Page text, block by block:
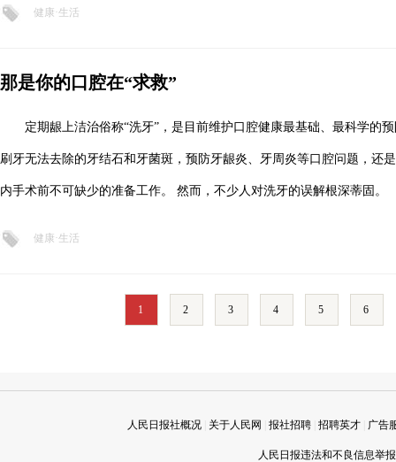
健康·生活
那是你的口腔在“求救”
定期龈上洁治俗称“洗牙”，是目前维护口腔健康最基础、最科学的
刷牙无法去除的牙结石和牙菌斑，预防牙龈炎、牙周炎等口腔问题，还
内手术前不可缺少的准备工作。 然而，不少人对洗牙的误解根深蒂固。
健康·生活
1 2 3 4 5 6
人民日报社概况 关于人民网 报社招聘 招聘英才 广告
人民日报违法和不良信息举